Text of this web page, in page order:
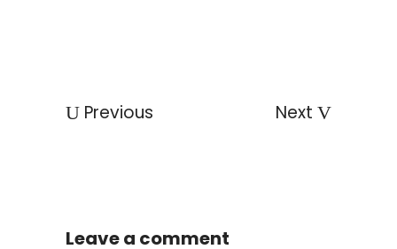
Previous Next
Leave a comment